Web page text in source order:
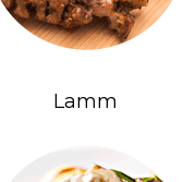
Lamm